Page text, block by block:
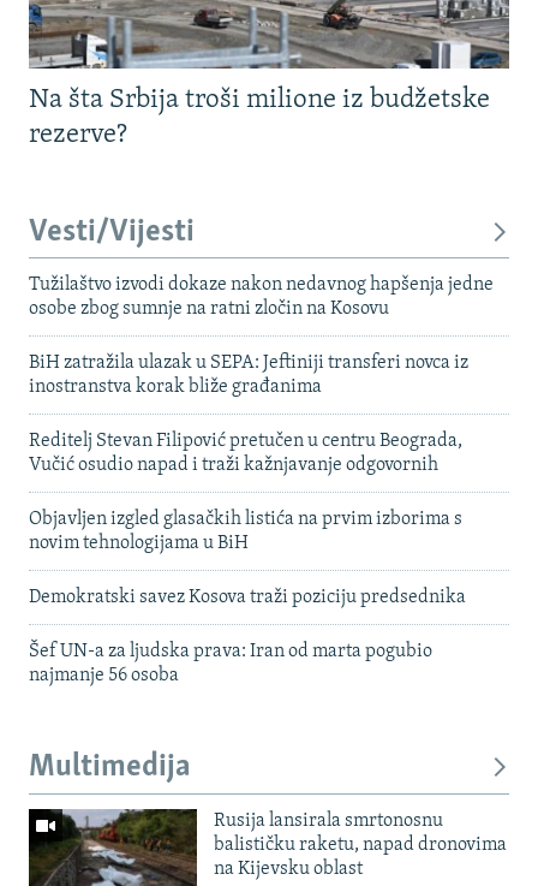
Na šta Srbija troši milione iz budžetske
rezerve?
Vesti/Vijesti
Tužilaštvo izvodi dokaze nakon nedavnog hapšenja jedne
osobe zbog sumnje na ratni zločin na Kosovu
BiH zatražila ulazak u SEPA: Jeftiniji transferi novca iz
inostranstva korak bliže građanima
Reditelj Stevan Filipović pretučen u centru Beograda,
Vučić osudio napad i traži kažnjavanje odgovornih
Objavljen izgled glasačkih listića na prvim izborima s
novim tehnologijama u BiH
Demokratski savez Kosova traži poziciju predsednika
Šef UN-a za ljudska prava: Iran od marta pogubio
najmanje 56 osoba
Multimedija
Rusija lansirala smrtonosnu
balističku raketu, napad dronovima
na Kijevsku oblast